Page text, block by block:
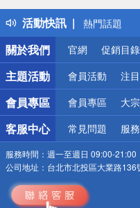
活動快訊
得獎公告
熱門話題
銀行優惠
偏遠地區配送
詐騙網頁！
關於我們
官網 促銷目錄
主題活動 會員活動 注
會員專區 會員專區 大
客服中心 常見問題 服
服務時間： 週一至週日 09:00-21:00
公司地址： 台北市北投區大業路136